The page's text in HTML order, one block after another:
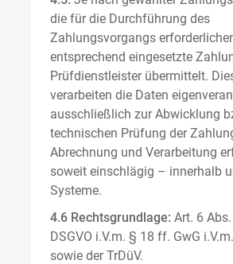
die für die Durchführung des
Zahlungsvorgangs
entsprechend eingesetzte
Prüfdienstleister übermittelt.
verarbeiten die Daten
ausschließlich zur Abwicklung
technischen Prüfung der
Abrechnung und Verarbeitung
soweit einschlägig – innerhalb
Systeme.
4.6 Rechtsgrundlage: Art. 6
DSGVO i.V.m. § 18 ff. GwG
sowie der TrDüV.